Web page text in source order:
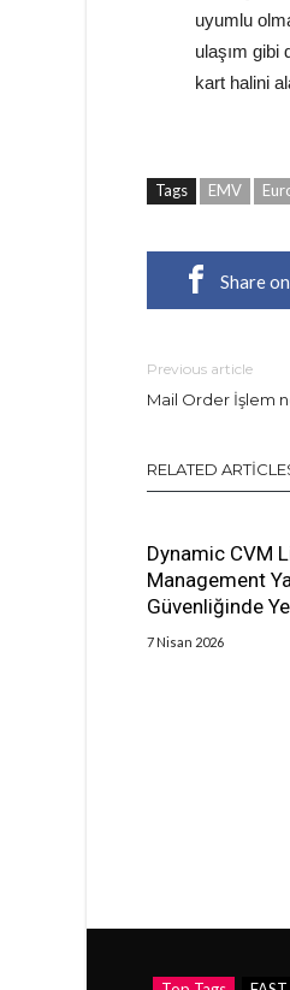
uyumlu
ulaşım gibi
kart halini
Tags EMV
Share
Previous article
Mail Order İşlem
RELATED
Dynamic CVM
Management
Güvenliğinde
7 Nisan 2026